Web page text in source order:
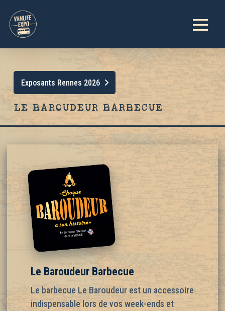
Exposants Rennes 2026
LE BAROUDEUR BARBECUE
Le Baroudeur Barbecue
Le barbecue Le Baroudeur est un accessoire
indispensable lors de vos week-ends et